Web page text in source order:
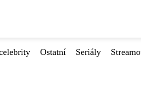
Ostatní Seriály